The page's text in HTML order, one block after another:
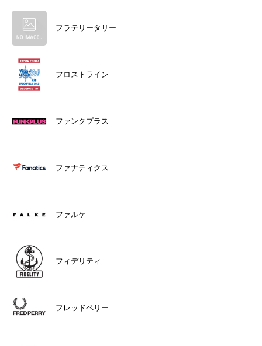
フラテリータリー
フロストライン
ファンクプラス
ファナティクス
ファルケ
フィデリティ
フレッドペリー